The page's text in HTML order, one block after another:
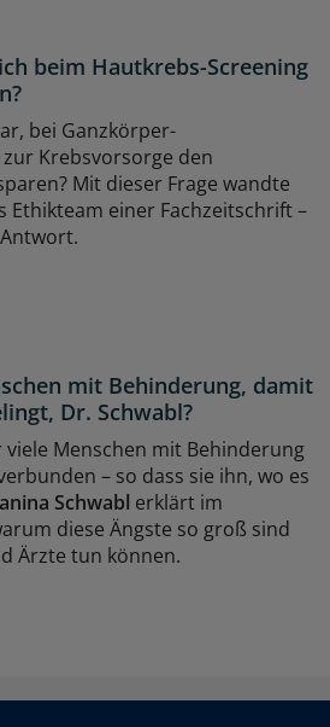
beim Hautkrebs-Screening
bei Ganzkörper-
Krebsvorsorge den
Mit dieser Frage wandte
Ethikteam einer Fachzeitschrift –
mit Behinderung, damit
Dr. Schwabl?
Menschen mit Behinderung
– so dass sie ihn, wo es
Schwabl erklärt im
diese Ängste so groß sind
Ärzte tun können.